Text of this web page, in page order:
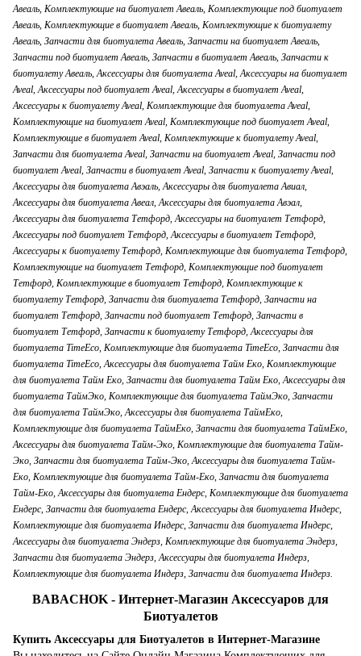
BABACHOK - Интернет-Магазин Аксессуаров для
Биотуалетов
Купить Аксессуары для Биотуалетов в Интернет-Магазине